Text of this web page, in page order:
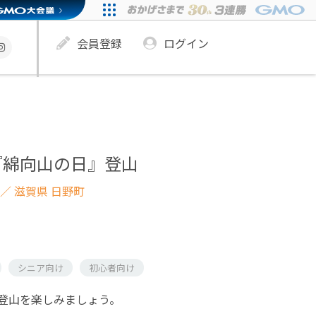
会員登録 ログイン
向山の日』登山
／ 滋賀県 日野町
シニア向け 初心者向け
を楽しみましょう。